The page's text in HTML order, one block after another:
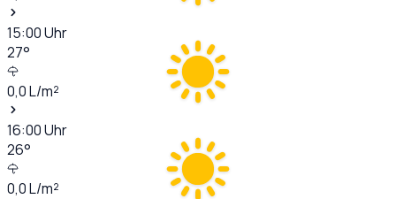
15:00Uhr
27°
0,0L/m²
16:00Uhr
26°
0,0L/m²